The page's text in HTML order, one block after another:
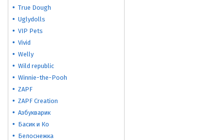
True Dough
Uglydolls
VIP Pets
Vivid
Welly
Wild republic
Winnie-the-Pooh
ZAPF
ZAPF Creation
Азбукварик
Басик и Ко
Белоснежка